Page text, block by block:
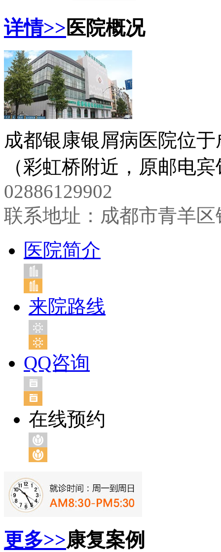
详情>> 医院概况
成都银康银屑病医院位
（彩虹桥附近，原邮电
02886129902
联系地址：成都市青羊
医院简介
来院路线
QQ咨询
在线预约
更多>>康复案例